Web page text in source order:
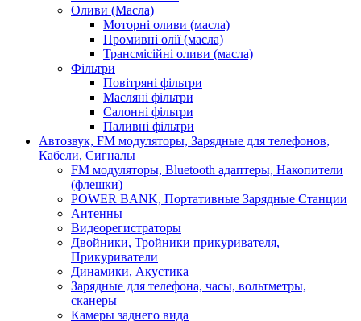
Оливи (Масла)
Моторні оливи (масла)
Промивні олії (масла)
Трансмісійні оливи (масла)
Фільтри
Повітряні фільтри
Масляні фільтри
Салонні фільтри
Паливні фільтри
Автозвук, FM модуляторы, Зарядные для телефонов,
Кабели, Сигналы
FM модуляторы, Bluetooth адаптеры, Накопители
(флешки)
POWER BANK, Портативные Зарядные Станции
Антенны
Видеорегистраторы
Двойники, Тройники прикуривателя,
Прикуриватели
Динамики, Акустика
Зарядные для телефона, часы, вольтметры,
сканеры
Камеры заднего вида